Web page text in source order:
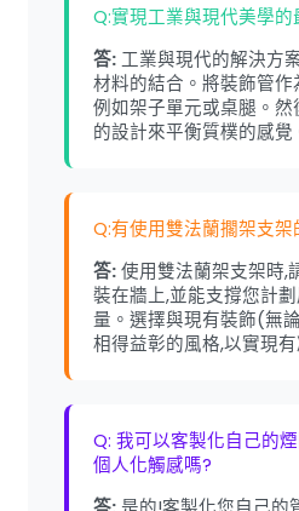
Q:實現工業與現代美學
答:工業與現代的解決方
材料的結合。將裝飾管
例如架子單元或桌腿。
的設計來平衡質樸的感覺
Q:有使用雙法蘭擱架支架
答:使用雙法蘭架支架時,
裝在牆上,並能支撐您計
量。選擇與現有裝飾(無
相得益彰的風格,以實現
Q: 我可以客製化自己的
個人化觸感嗎?